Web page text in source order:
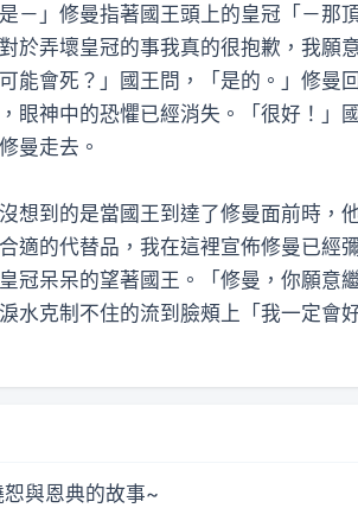
－」修曼指著國王頭上的皇冠「－
於弄壞皇冠的事我真的很抱歉，我願
可能會死？」國王問，「是的。」修
眼神中的恐懼已經消失。「很好！」
曼走去。
到的是當國王到達了修曼面前時，他
適的代替品，我在這裡宣佈修曼已經
冠呆呆的望著國王。「修曼，你願意
水克制不住的流到臉頰上「我一定會
與恩典的故事~